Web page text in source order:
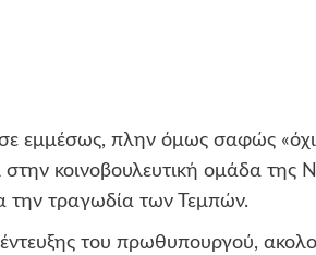
εμμέσως, πλην όμως σαφώς
στην κοινοβουλευτική ομάδα της
την τραγωδία των Τεμπών.
του πρωθυπουργού,